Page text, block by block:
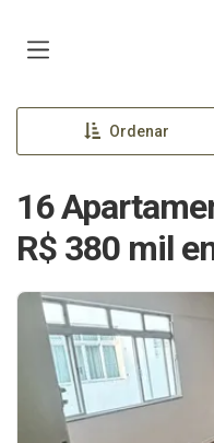
Ordenar
16
R$ 380 mil